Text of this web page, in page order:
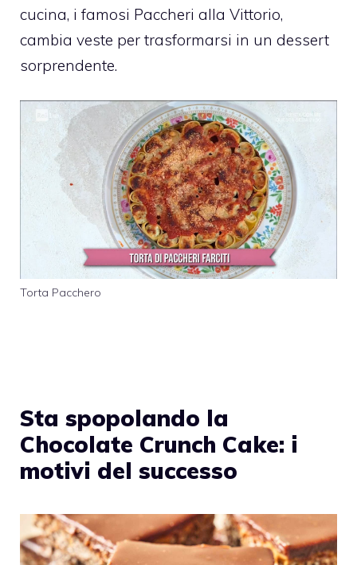
cucina, i famosi Paccheri alla Vittorio,
cambia veste per trasformarsi in un dessert
sorprendente.
Torta Pacchero
Sta spopolando la
Chocolate Crunch Cake: i
motivi del successo